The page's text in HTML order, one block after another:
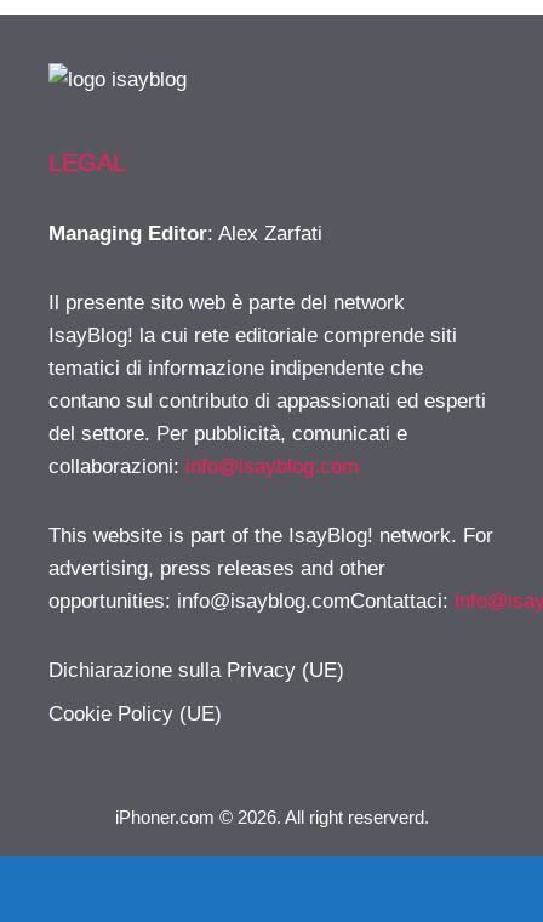
LEGAL
Managing Editor: Alex Zarfati
Il presente sito web è parte del network
IsayBlog! la cui rete editoriale comprende siti
tematici di informazione indipendente che
contano sul contributo di appassionati ed esperti
del settore. Per pubblicità, comunicati e
collaborazioni: info@isayblog.com
This website is part of the IsayBlog! network. For
advertising, press releases and other
opportunities: info@isayblog.comContattaci:
Dichiarazione sulla Privacy (UE)
Cookie Policy (UE)
iPhoner.com © 2026. All right reserverd.